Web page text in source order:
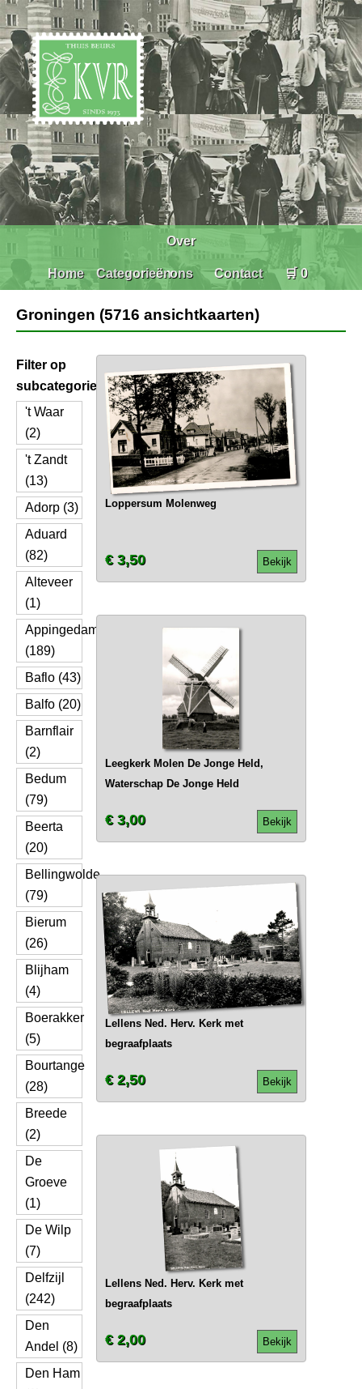
Home Categorieën
Over
ons Contact 🛒 0
Groningen (5716 ansichtkaarten)
Filter op
subcategorie
't Waar
(2)
't Zandt
(13)
Adorp (3)
Aduard
(82)
Alteveer
(1)
Appingedam
(189)
Baflo (43)
Balfo (20)
Barnflair
(2)
Bedum
(79)
Beerta
(20)
Bellingwolde
(79)
Bierum
(26)
Blijham
(4)
Boerakker
(5)
Bourtange
(28)
Breede
(2)
De
Groeve
(1)
De Wilp
(7)
Delfzijl
(242)
Den
Andel (8)
Den Ham
Loppersum Molenweg
Bekijk
€ 3,50
Leegkerk Molen De Jonge Held,
Waterschap De Jonge Held
Bekijk
€ 3,00
Lellens Ned. Herv. Kerk met
begraafplaats
Bekijk
€ 2,50
Lellens Ned. Herv. Kerk met
begraafplaats
Bekijk
€ 2,00